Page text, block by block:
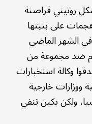
روتيني قراصنة
على بنيتها
الشهر الماضي
ضد مجموعة من
وكالة استخبارات
ووزارات خارجية
ولكن بكين تنفي